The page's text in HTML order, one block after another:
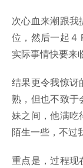
次心血来潮跟
位，然后一起４
实际事情快要来
结果更令我惊讶
熟，但也不致于
妹之间，他满吃
陌生一些，不过
重点是，过程现